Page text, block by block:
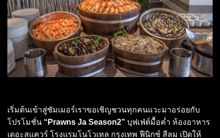
เริ่มต้นเข้าสู่ซัมเมอร์เราขอเชิญชวนทุกคนแวะมาอร่อยกับ
โปรโมชั่น “Prawns Ja Season2” บุฟเฟ่ต์มื้อค่ำ ห้องอาหาร
เดอะสแควร์ โรงแรมโนโวเทล กรุงเทพ ฟีนิกซ์ สีลม เปิดให้